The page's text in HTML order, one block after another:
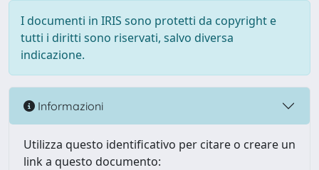
I documenti in IRIS sono protetti da copyright e
tutti i diritti sono riservati, salvo diversa
indicazione.
Informazioni
Utilizza questo identificativo per citare o creare un
link a questo documento: